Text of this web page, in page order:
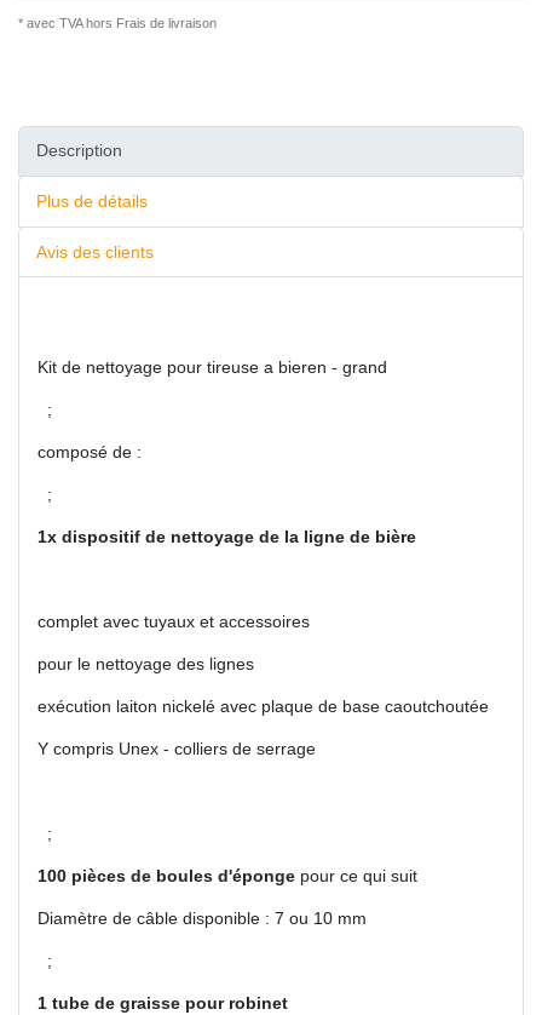
* avec TVA hors Frais de livraison
Description
Plus de détails
Avis des clients
Kit de nettoyage pour tireuse a bieren - grand
;
composé de :
;
1x dispositif de nettoyage de la ligne de bière
complet avec tuyaux et accessoires
pour le nettoyage des lignes
exécution laiton nickelé avec plaque de base caoutchoutée
Y compris Unex - colliers de serrage
;
100 pièces de boules d'éponge pour ce qui suit
Diamètre de câble disponible : 7 ou 10 mm
;
1 tube de graisse pour robinet